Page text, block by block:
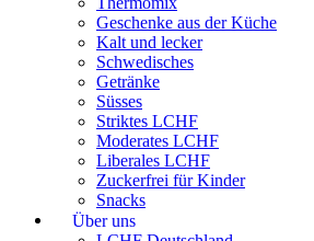
Geschenke aus der Küche
Kalt und lecker
Schwedisches
Getränke
Süsses
Striktes LCHF
Moderates LCHF
Liberales LCHF
Zuckerfrei für Kinder
Snacks
Über uns